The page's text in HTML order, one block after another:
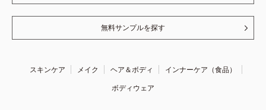
無料サンプルを探す
スキンケア メイク ヘア＆ボディ
インナーケア（食品）
ボディウェア